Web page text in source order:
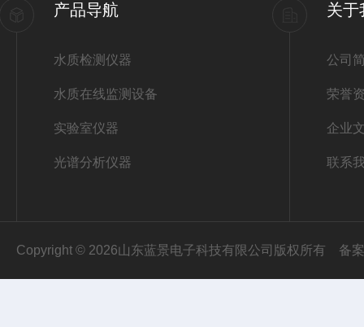
产品导航
水质检测仪器
水质在线监测设备
实验室仪器
光谱分析仪器
关于
公司
荣誉
企业
联系
Copyright © 2026山东蓝景电子科技有限公司版权所有 备